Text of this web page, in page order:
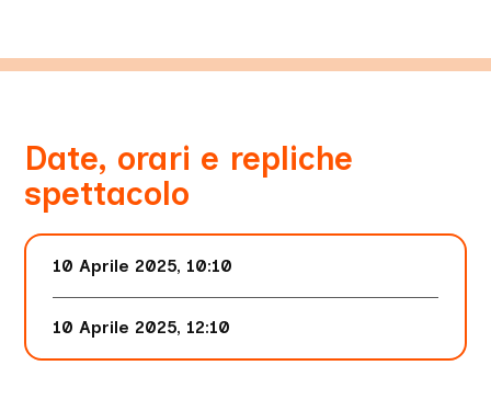
Date, orari e repliche
spettacolo
10 Aprile 2025, 10:10
10 Aprile 2025, 12:10